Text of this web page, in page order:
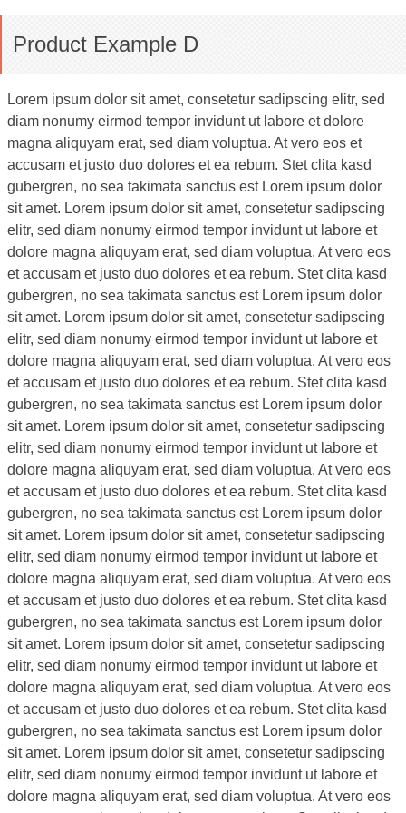
Product Example D
Lorem ipsum dolor sit amet, consetetur sadipscing elitr, sed
diam nonumy eirmod tempor invidunt ut labore et dolore
magna aliquyam erat, sed diam voluptua. At vero eos et
accusam et justo duo dolores et ea rebum. Stet clita kasd
gubergren, no sea takimata sanctus est Lorem ipsum dolor
sit amet. Lorem ipsum dolor sit amet, consetetur sadipscing
elitr, sed diam nonumy eirmod tempor invidunt ut labore et
dolore magna aliquyam erat, sed diam voluptua. At vero eos
et accusam et justo duo dolores et ea rebum. Stet clita kasd
gubergren, no sea takimata sanctus est Lorem ipsum dolor
sit amet. Lorem ipsum dolor sit amet, consetetur sadipscing
elitr, sed diam nonumy eirmod tempor invidunt ut labore et
dolore magna aliquyam erat, sed diam voluptua. At vero eos
et accusam et justo duo dolores et ea rebum. Stet clita kasd
gubergren, no sea takimata sanctus est Lorem ipsum dolor
sit amet. Lorem ipsum dolor sit amet, consetetur sadipscing
elitr, sed diam nonumy eirmod tempor invidunt ut labore et
dolore magna aliquyam erat, sed diam voluptua. At vero eos
et accusam et justo duo dolores et ea rebum. Stet clita kasd
gubergren, no sea takimata sanctus est Lorem ipsum dolor
sit amet. Lorem ipsum dolor sit amet, consetetur sadipscing
elitr, sed diam nonumy eirmod tempor invidunt ut labore et
dolore magna aliquyam erat, sed diam voluptua. At vero eos
et accusam et justo duo dolores et ea rebum. Stet clita kasd
gubergren, no sea takimata sanctus est Lorem ipsum dolor
sit amet. Lorem ipsum dolor sit amet, consetetur sadipscing
elitr, sed diam nonumy eirmod tempor invidunt ut labore et
dolore magna aliquyam erat, sed diam voluptua. At vero eos
et accusam et justo duo dolores et ea rebum. Stet clita kasd
gubergren, no sea takimata sanctus est Lorem ipsum dolor
sit amet. Lorem ipsum dolor sit amet, consetetur sadipscing
elitr, sed diam nonumy eirmod tempor invidunt ut labore et
dolore magna aliquyam erat, sed diam voluptua. At vero eos